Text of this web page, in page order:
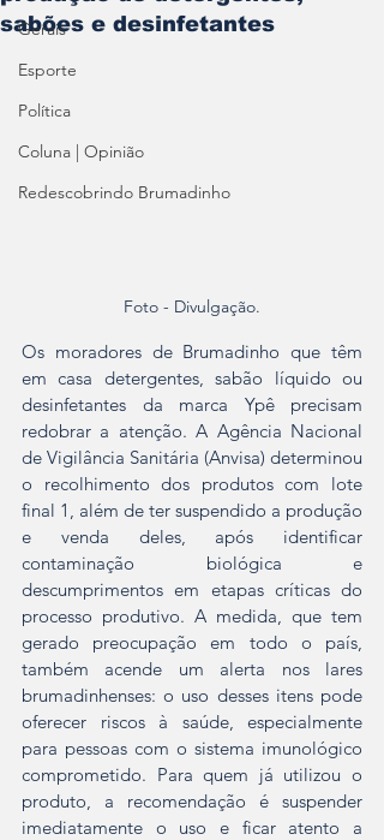
Gerais
Esporte
Política
Coluna | Opinião
Redescobrindo Brumadinho
sabões e desinfetantes
Foto - Divulgação.
Os moradores de Brumadinho que têm
em casa detergentes, sabão líquido ou
desinfetantes da marca Ypê precisam
redobrar a atenção. A Agência Nacional
de Vigilância Sanitária (Anvisa) determinou
o recolhimento dos produtos com lote
final 1, além de ter suspendido a produção
e venda deles, após identificar
contaminação biológica e
descumprimentos em etapas críticas do
processo produtivo. A medida, que tem
gerado preocupação em todo o país,
também acende um alerta nos lares
brumadinhenses: o uso desses itens pode
oferecer riscos à saúde, especialmente
para pessoas com o sistema imunológico
comprometido. Para quem já utilizou o
produto, a recomendação é suspender
imediatamente o uso e ficar atento a